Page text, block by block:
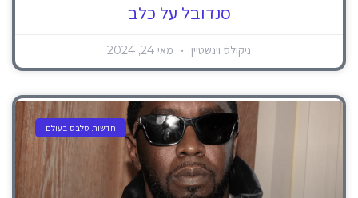
סנדובל על כלב
ניקולס וינשטיין מאי 24, 2024
חדשות סלבס בעולם